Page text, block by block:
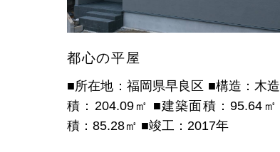
都心の平屋
■所在地：福岡県早良区 ■構造：木造
積：204.09㎡ ■建築面積：95.64㎡
積：85.28㎡ ■竣工：2017年